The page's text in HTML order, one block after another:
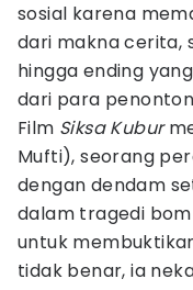
sosial karena
dari makna cerita,
hingga ending
dari para
Film Siksa Kubur
Mufti), seorang
dengan dendam
dalam tragedi
untuk
tidak benar, ia